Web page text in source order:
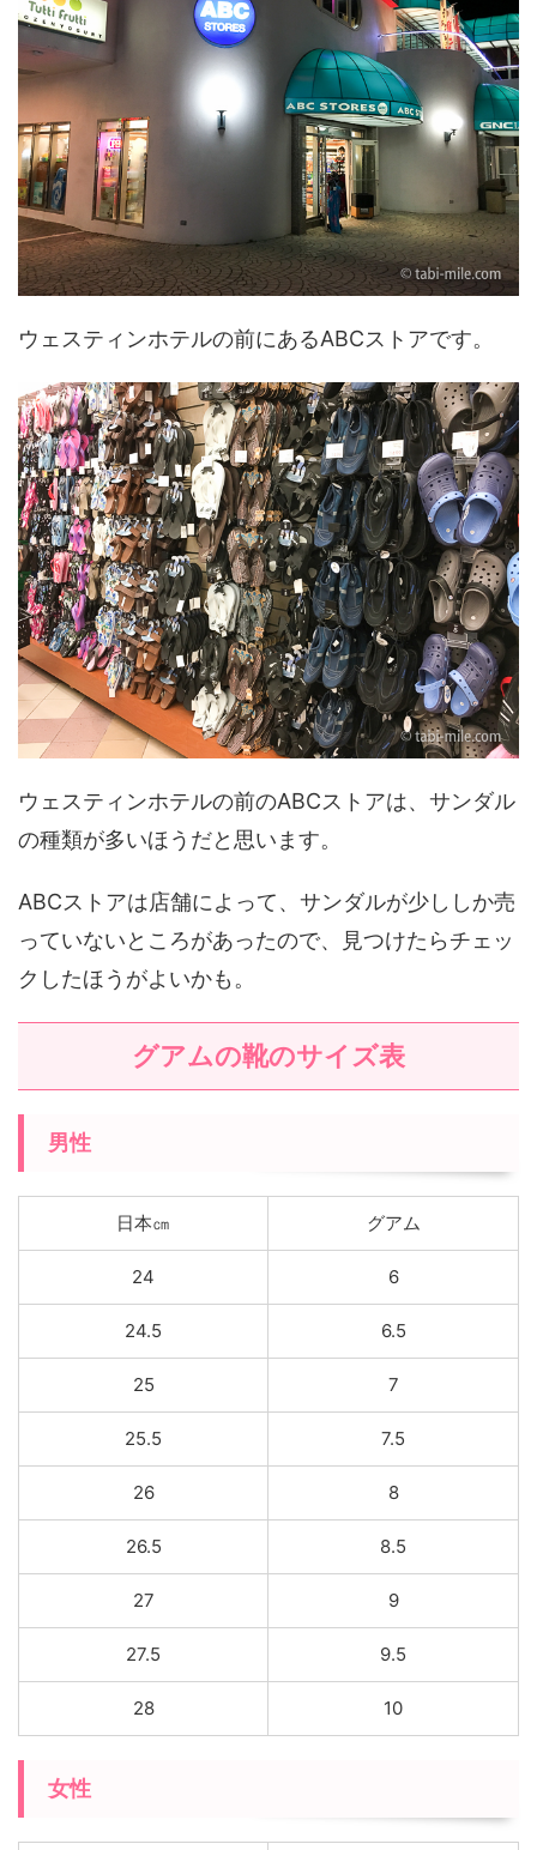
ウェスティンホテルの前にあるABCストアです。
ウェスティンホテルの前のABCストアは、サンダル
の種類が多いほうだと思います。
ABCストアは店舗によって、サンダルが少ししか売
っていないところがあったので、見つけたらチェッ
クしたほうがよいかも。
グアムの靴のサイズ表
男性
日本㎝ グアム
24 6
24.5 6.5
25 7
25.5 7.5
26 8
26.5 8.5
27 9
27.5 9.5
28 10
女性